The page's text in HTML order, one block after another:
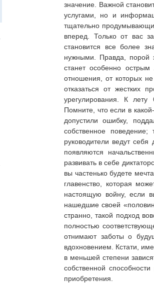
значение. Важной
услугами, но и
тщательно
вперед. Только от вас
становится все более
нужными. Правда, порой
станет особенно
отношения, от которых
отказаться от жестких
урегулирования. К лету
Помните, что если в
допустили ошибку,
собственное
руководители ведут
появляются
развивать в себе
вы частенько будете
главенство, которая
настоящую войну, если
нашедшие своей
странно, такой подход
полностью
отнимают заботы о
вдохновением. Кстати,
в меньшей степени
собственной
приобретения.